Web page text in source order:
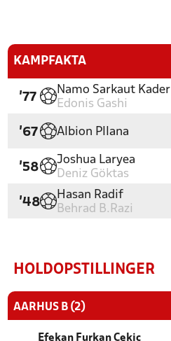
KAMPFAKTA
'77
Namo Sarkaut Kader
Edonis Gashi
'67 Albion Pllana
'58
Joshua Laryea
Deniz Göktas
'48
Hasan Radif
Behrad B.Razi
HOLDOPSTILLINGER
AARHUS B (2)
Efekan Furkan Cekic